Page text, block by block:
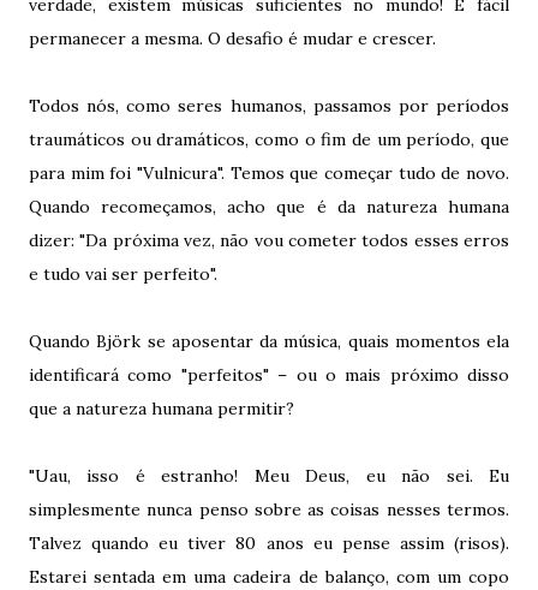
permanecer a mesma. O desafio é mudar e crescer.
Todos nós, como seres humanos, passamos por períodos
traumáticos ou dramáticos, como o fim de um período, que
para mim foi "Vulnicura". Temos que começar tudo de novo.
Quando recomeçamos, acho que é da natureza humana
dizer: "Da próxima vez, não vou cometer todos esses erros
e tudo vai ser perfeito".
Quando Björk se aposentar da música, quais momentos ela
identificará como "perfeitos" – ou o mais próximo disso
que a natureza humana permitir?
"Uau, isso é estranho! Meu Deus, eu não sei. Eu
simplesmente nunca penso sobre as coisas nesses termos.
Talvez quando eu tiver 80 anos eu pense assim (risos).
Estarei sentada em uma cadeira de balanço, com um copo